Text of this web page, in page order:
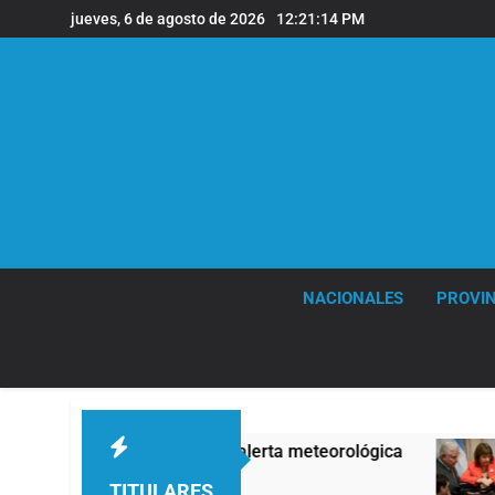
al
jueves, 6 de agosto de 2026 12:21:15 PM
NACIONALES
bajo alerta meteorológica Senado
16 Minutos Atrás